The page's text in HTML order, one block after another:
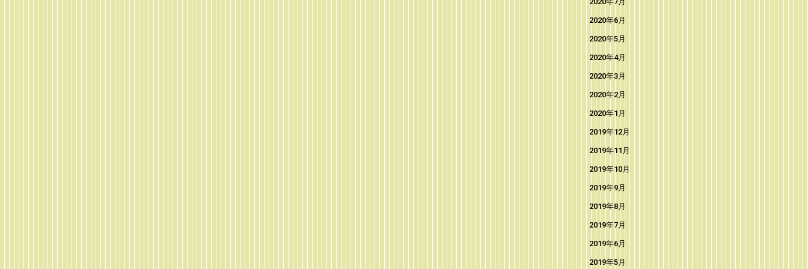
2020年6月
2020年5月
2020年4月
2020年3月
2020年2月
2020年1月
2019年12月
2019年11月
2019年10月
2019年9月
2019年8月
2019年7月
2019年6月
2019年5月